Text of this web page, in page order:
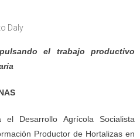
Daly
el trabajo productivo
Desarrollo Agrícola Socialista
Productor de Hortalizas en